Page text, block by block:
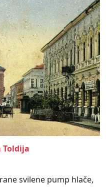
Toldija
svilene pump hlače,